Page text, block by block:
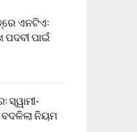
ଏନଟିଏ:
ପଦବୀ ପାଇଁ
ସ୍ୱାମୀ-
ବଦଳିଲା ନିୟମ